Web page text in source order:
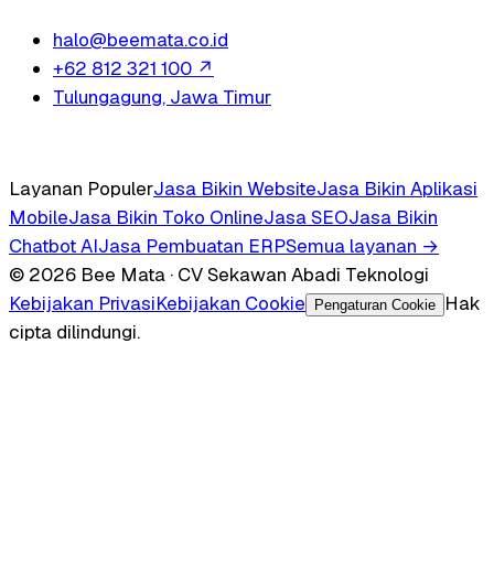
halo@beemata.co.id
+62 812 321 100 ↗
Tulungagung, Jawa Timur
Layanan PopulerJasa Bikin WebsiteJasa Bikin Aplikasi
MobileJasa Bikin Toko OnlineJasa SEOJasa Bikin
Chatbot AIJasa Pembuatan ERPSemua layanan →
© 2026 Bee Mata · CV Sekawan Abadi Teknologi
Kebijakan PrivasiKebijakan Cookie Pengaturan Cookie
Hak
cipta dilindungi.